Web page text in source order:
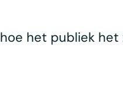
het publiek het